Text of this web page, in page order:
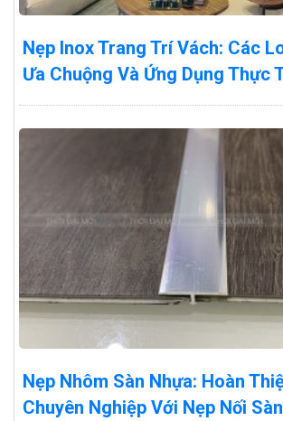
Nẹp Inox Trang Trí Vách: Các
Ưa Chuộng Và Ứng Dụng Thực
Nẹp Nhôm Sàn Nhựa: Hoàn
Chuyên Nghiệp Với Nẹp Nối